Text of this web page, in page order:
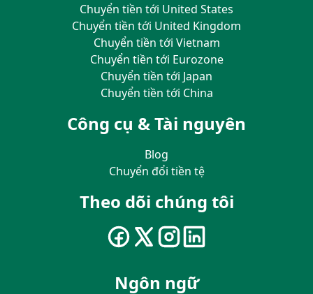
Chuyển tiền tới United States
Chuyển tiền tới United Kingdom
Chuyển tiền tới Vietnam
Chuyển tiền tới Eurozone
Chuyển tiền tới Japan
Chuyển tiền tới China
Công cụ & Tài nguyên
Blog
Chuyển đổi tiền tệ
Theo dõi chúng tôi
Ngôn ngữ